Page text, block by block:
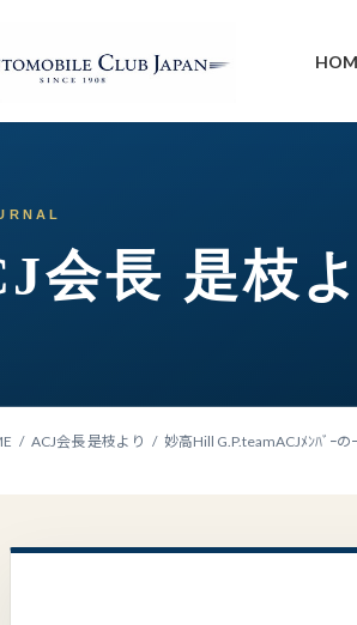
会長 是枝
ACJ会長 是枝より 妙高Hill G.P.teamACJﾒﾝﾊﾞｰの